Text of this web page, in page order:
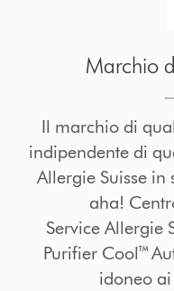
con
Il
Cool™
Quality